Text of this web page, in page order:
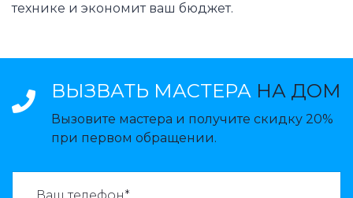
технике и экономит ваш бюджет.
ВЫЗВАТЬ МАСТЕРА НА ДОМ
Вызовите мастера и получите скидку 20%
при первом обращении.